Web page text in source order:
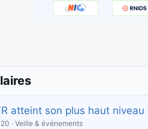
atteint son plus haut
Veille & événements